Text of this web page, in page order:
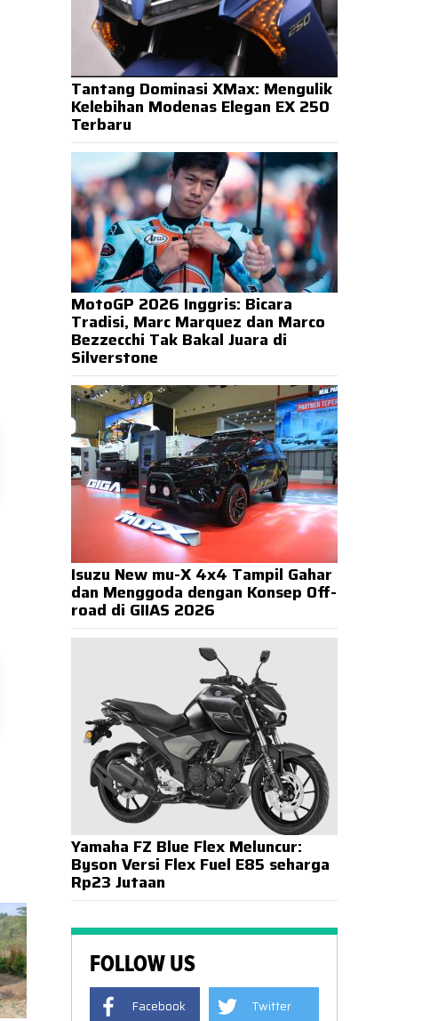
Tantang Dominasi XMax: Mengulik
Kelebihan Modenas Elegan EX 250
Terbaru
MotoGP 2026 Inggris: Bicara
Tradisi, Marc Marquez dan Marco
Bezzecchi Tak Bakal Juara di
Silverstone
Isuzu New mu-X 4x4 Tampil Gahar
dan Menggoda dengan Konsep Off-
road di GIIAS 2026
Yamaha FZ Blue Flex Meluncur:
Byson Versi Flex Fuel E85 seharga
Rp23 Jutaan
FOLLOW US
Facebook Twitter